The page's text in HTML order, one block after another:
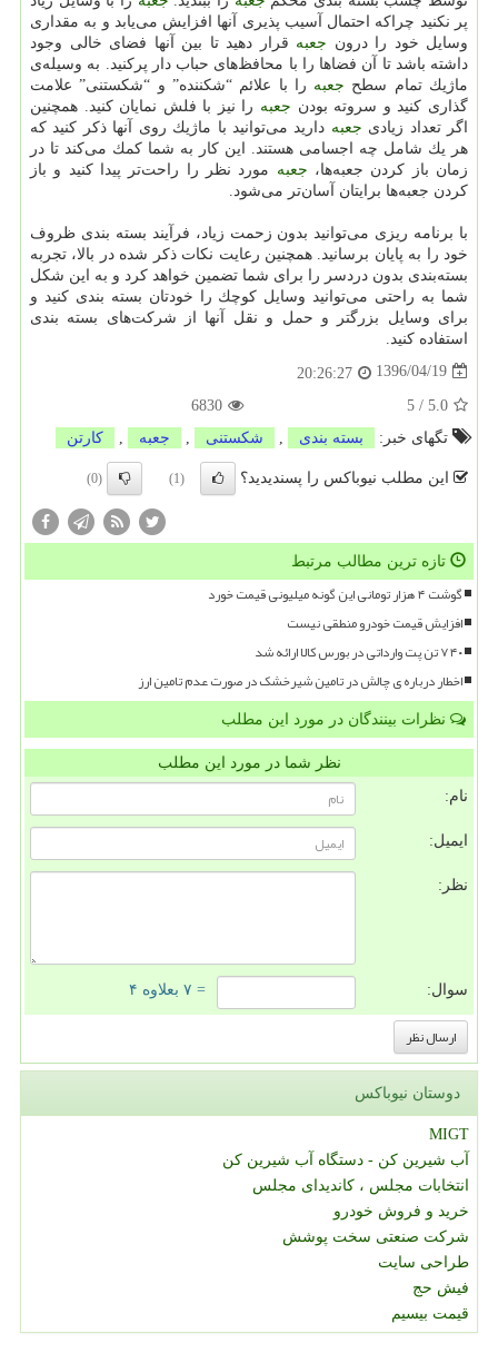
پر نكنید چراكه احتمال آسیب پذیری آنها افزایش می‌یابد و به مقداری
وسایل خود را درون جعبه قرار دهید تا بین آنها فضای خالی وجود
داشته باشد تا آن فضا‌ها را با محافظ‌های حباب دار پر‌كنید. به وسیله‌ی
ماژیك تمام سطح جعبه را با علائم “شكننده” و “شكستنی” علامت
گذاری كنید و سروته بودن جعبه را نیز با فلش نمایان كنید. همچنین
اگر تعداد زیادی جعبه دارید می‌توانید با ماژیك روی آنها ذكر كنید كه
هر یك شامل چه اجسامی هستند. این كار به شما كمك می‌كند تا در
زمان باز كردن جعبه‌ها، جعبه مورد نظر را راحت‌تر پیدا كنید و باز
كردن جعبه‌ها برایتان آسان‌تر می‌شود.
با برنامه ریزی می‌توانید بدون زحمت زیاد، فرآیند بسته بندی ظروف
خود را به پایان برسانید. همچنین رعایت نكات ذكر شده در بالا، تجربه
بسته‌بندی بدون دردسر را برای شما تضمین خواهد كرد و به این شكل
شما به راحتی می‌توانید وسایل كوچك را خودتان بسته بندی كنید و
برای وسایل بزرگتر و حمل و نقل آنها از شركت‌های بسته بندی
استفاده كنید.
1396/04/19
20:26:27
5.0
/
5
6830
تگهای خبر:
بسته بندی شكستنی جعبه كارتن
این مطلب نیوباکس را پسندیدید؟ (1)
(0)
تازه ترین مطالب مرتبط
گوشت ۴ هزار تومانی این گونه میلیونی قیمت خورد
افزایش قیمت خودرو منطقی نیست
۷۴۰ تن پت وارداتی در بورس کالا ارائه شد
اخطار درباره ی چالش در تامین شیرخشک در صورت عدم تامین ارز
نظرات بینندگان در مورد این مطلب
نظر شما در مورد این مطلب
نام:
ایمیل:
نظر:
سوال: = ۷ بعلاوه ۴
دوستان نیوباکس
MIGT
آب شیرین کن - دستگاه آب شیرین کن
انتخابات مجلس ، کاندیدای مجلس
خرید و فروش خودرو
شرکت صنعتی سخت پوشش
طراحی سایت
فیش حج
قیمت بیسیم